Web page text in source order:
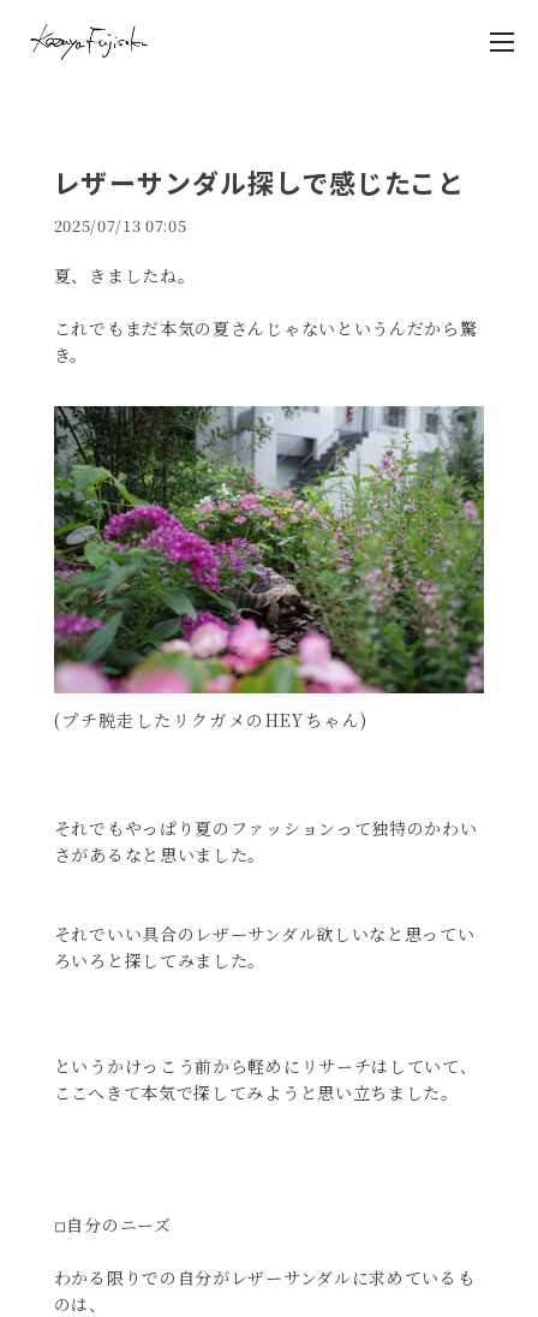
レザーサンダル探しで感じたこと
2025/07/13 07:05
夏、きましたね。
これでもまだ本気の夏さんじゃないというんだから驚
き。
(プチ脱走したリクガメのHEYちゃん)
それでもやっぱり夏のファッションって独特のかわい
さがあるなと思いました。
それでいい具合のレザーサンダル欲しいなと思ってい
ろいろと探してみました。
というかけっこう前から軽めにリサーチはしていて、
ここへきて本気で探してみようと思い立ちました。
◽︎自分のニーズ
わかる限りでの自分がレザーサンダルに求めているも
のは、